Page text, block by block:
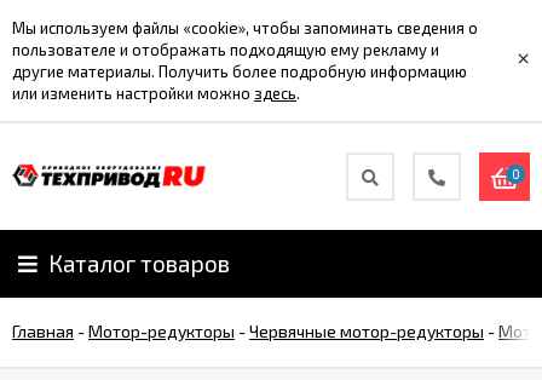
Мы используем файлы «cookie», чтобы запоминать сведения о
пользователе и отображать подходящую ему рекламу и
другие материалы. Получить более подробную информацию
или изменить настройки можно здесь.
×
0
Каталог товаров
Главная -Мотор-редукторы -Червячные мотор-редукторы -